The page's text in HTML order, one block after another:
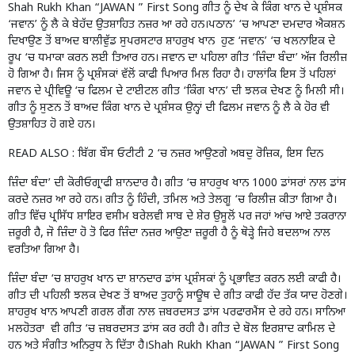
Shah Rukh Khan “JAWAN ” First Song ਗੀਤ ਨੂੰ ਦੇਖ ਕੇ ਕਿੰਗ ਖਾਨ ਦੇ ਪ੍ਰਸ਼ੰਸਕ
‘ਜਵਾਨ’ ਨੂੰ ਲੈ ਕੇ ਬੇਹੱਦ ਉਤਸ਼ਾਹਿਤ ਨਜ਼ਰ ਆ ਰਹੇ ਹਨ।ਪਠਾਨ’ ‘ਚ ਆਪਣਾ ਦਮਦਾਰ ਐਕਸ਼ਨ
ਦਿਖਾਉਣ ਤੋਂ ਬਾਅਦ ਬਾਲੀਵੁੱਡ ਸੁਪਰਸਟਾਰ ਸ਼ਾਹਰੁਖ ਖਾਨ ਹੁਣ ‘ਜਵਾਨ’ ‘ਚ ਖਲਨਾਇਕ ਦੇ
ਰੂਪ ‘ਚ ਧਮਾਕਾ ਕਰਨ ਲਈ ਤਿਆਰ ਹਨ। ਜਵਾਨ ਦਾ ਪਹਿਲਾ ਗੀਤ ‘ਜ਼ਿੰਦਾ ਬੰਦਾ’ ਅੱਜ ਰਿਲੀਜ਼
ਹੋ ਗਿਆ ਹੈ। ਜਿਸ ਨੂੰ ਪ੍ਰਸ਼ੰਸਕਾਂ ਵੱਲੋਂ ਕਾਫੀ ਪਿਆਰ ਮਿਲ ਰਿਹਾ ਹੈ। ਹਾਲਾਂਕਿ ਇਸ ਤੋਂ ਪਹਿਲਾਂ
ਜਵਾਨ ਦੇ ਪ੍ਰੀਵਿਊ ‘ਚ ਫਿਲਮ ਦੇ ਟਾਈਟਲ ਗੀਤ ‘ਕਿੰਗ ਖਾਨ’ ਦੀ ਝਲਕ ਦੇਖਣ ਨੂੰ ਮਿਲੀ ਸੀ।
ਗੀਤ ਨੂੰ ਸੁਣਨ ਤੋਂ ਬਾਅਦ ਕਿੰਗ ਖਾਨ ਦੇ ਪ੍ਰਸ਼ੰਸਕ ਉਨ੍ਹਾਂ ਦੀ ਫਿਲਮ ਜਵਾਨ ਨੂੰ ਲੈ ਕੇ ਹੋਰ ਵੀ
ਉਤਸ਼ਾਹਿਤ ਹੋ ਗਏ ਹਨ।
READ ALSO : ਬਿੱਗ ਬੌਸ ਓਟੀਟੀ 2 ‘ਚ ਨਜ਼ਰ ਆਉਣਗੇ ਅਬਦੁ ਰੋਜ਼ਿਕ, ਇਸ ਦਿਨ
ਜ਼ਿੰਦਾ ਬੰਦਾ’ ਦੀ ਕੋਰੀਓਗ੍ਰਾਫੀ ਸ਼ਾਨਦਾਰ ਹੈ। ਗੀਤ ‘ਚ ਸ਼ਾਹਰੁਖ ਖਾਨ 1000 ਡਾਂਸਰਾਂ ਨਾਲ ਡਾਂਸ
ਕਰਦੇ ਨਜ਼ਰ ਆ ਰਹੇ ਹਨ। ਗੀਤ ਨੂੰ ਹਿੰਦੀ, ਤਮਿਲ ਅਤੇ ਤੇਲਗੂ ‘ਚ ਰਿਲੀਜ਼ ਕੀਤਾ ਗਿਆ ਹੈ।
ਗੀਤ ਵਿੱਚ ਪ੍ਰਸਿੱਧ ਸ਼ਾਇਰ ਵਸੀਮ ਬਰੇਲਵੀ ਸਾਬ ਦੇ ਸ਼ੇਰ ਉਸੂਲੋਂ ਪਰ ਜਹਾਂ ਆਂਚ ਆਏ ਤਕਰਾਨਾ
ਜ਼ਰੂਰੀ ਹੈ, ਜੋ ਜ਼ਿੰਦਾ ਹੋ ਤੋ ਫਿਰ ਜ਼ਿੰਦਾ ਨਜ਼ਰ ਆਉਣਾ ਜ਼ਰੂਰੀ ਹੈ ਨੂੰ ਥੋੜ੍ਹੇ ਜਿਹੇ ਬਦਲਾਅ ਨਾਲ
ਵਰਤਿਆ ਗਿਆ ਹੈ।
ਜ਼ਿੰਦਾ ਬੰਦਾ ‘ਚ ਸ਼ਾਹਰੁਖ ਖਾਨ ਦਾ ਸ਼ਾਨਦਾਰ ਡਾਂਸ ਪ੍ਰਸ਼ੰਸਕਾਂ ਨੂੰ ਪ੍ਰਭਾਵਿਤ ਕਰਨ ਲਈ ਕਾਫੀ ਹੈ।
ਗੀਤ ਦੀ ਪਹਿਲੀ ਝਲਕ ਦੇਖਣ ਤੋਂ ਬਾਅਦ ਤੁਹਾਨੂੰ ਸਾਊਥ ਦੇ ਗੀਤ ਕਾਫੀ ਹੱਦ ਤੱਕ ਯਾਦ ਹੋਣਗੇ।
ਸ਼ਾਹਰੁਖ ਖਾਨ ਆਪਣੀ ਗਰਲ ਗੈਂਗ ਨਾਲ ਜ਼ਬਰਦਸਤ ਡਾਂਸ ਪਰਫਾਰਮੈਂਸ ਦੇ ਰਹੇ ਹਨ। ਸਾਨਿਆ
ਮਲਹੋਤਰਾ ਵੀ ਗੀਤ ‘ਚ ਜ਼ਬਰਦਸਤ ਡਾਂਸ ਕਰ ਰਹੀ ਹੈ। ਗੀਤ ਦੇ ਬੋਲ ਇਰਸ਼ਾਦ ਕਾਮਿਲ ਦੇ
ਹਨ ਅਤੇ ਸੰਗੀਤ ਅਨਿਰੁਧ ਨੇ ਦਿੱਤਾ ਹੈ।Shah Rukh Khan “JAWAN ” First Song